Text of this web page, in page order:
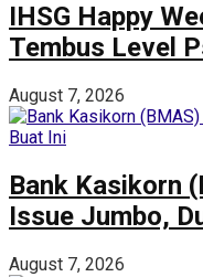
IHSG Happy
Tembus Level
August 7, 2026
Bank Kasikorn
Issue Jumbo,
August 7, 2026